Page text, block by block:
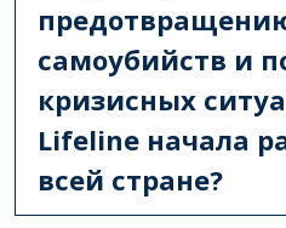
самоубийств и
кризисных
Lifeline начала
всей стране?